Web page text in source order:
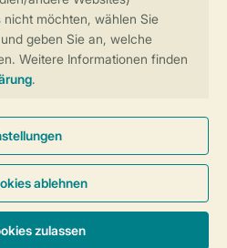
Privatsphäre
Barrierefreiheit
GreenParks GmbH